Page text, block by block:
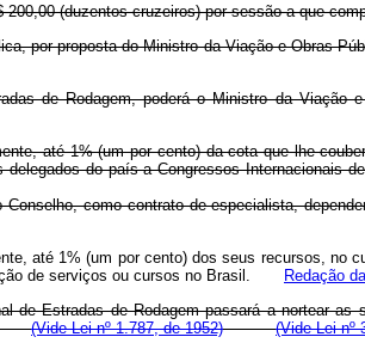
(duzentos cruzeiros) por sessão a que
por proposta do Ministro da Viação e Obras
de Rodagem, poderá o Ministro da Viação
até 1% (um por cento) da cota que lhe
do país a Congressos Internacionais
como contrato de especialista,
até 1% (um por cento) dos seus recursos,
de serviços ou cursos no Brasil.
Redação
Estradas de Rodagem passará a nortear
lei.(Vide Lei nº 1.787, de 1952)
(Vide Lei nº